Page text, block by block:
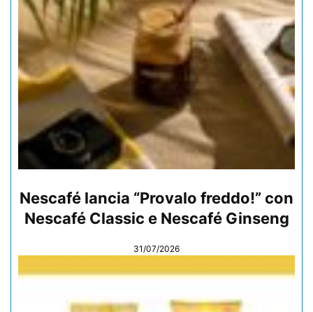
Nescafé lancia “Provalo freddo!” con
Nescafé Classic e Nescafé Ginseng
31/07/2026